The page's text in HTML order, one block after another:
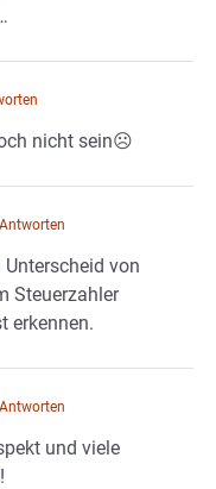
nicht sein☹️
von
Steuerzahler
erkennen.
und viele